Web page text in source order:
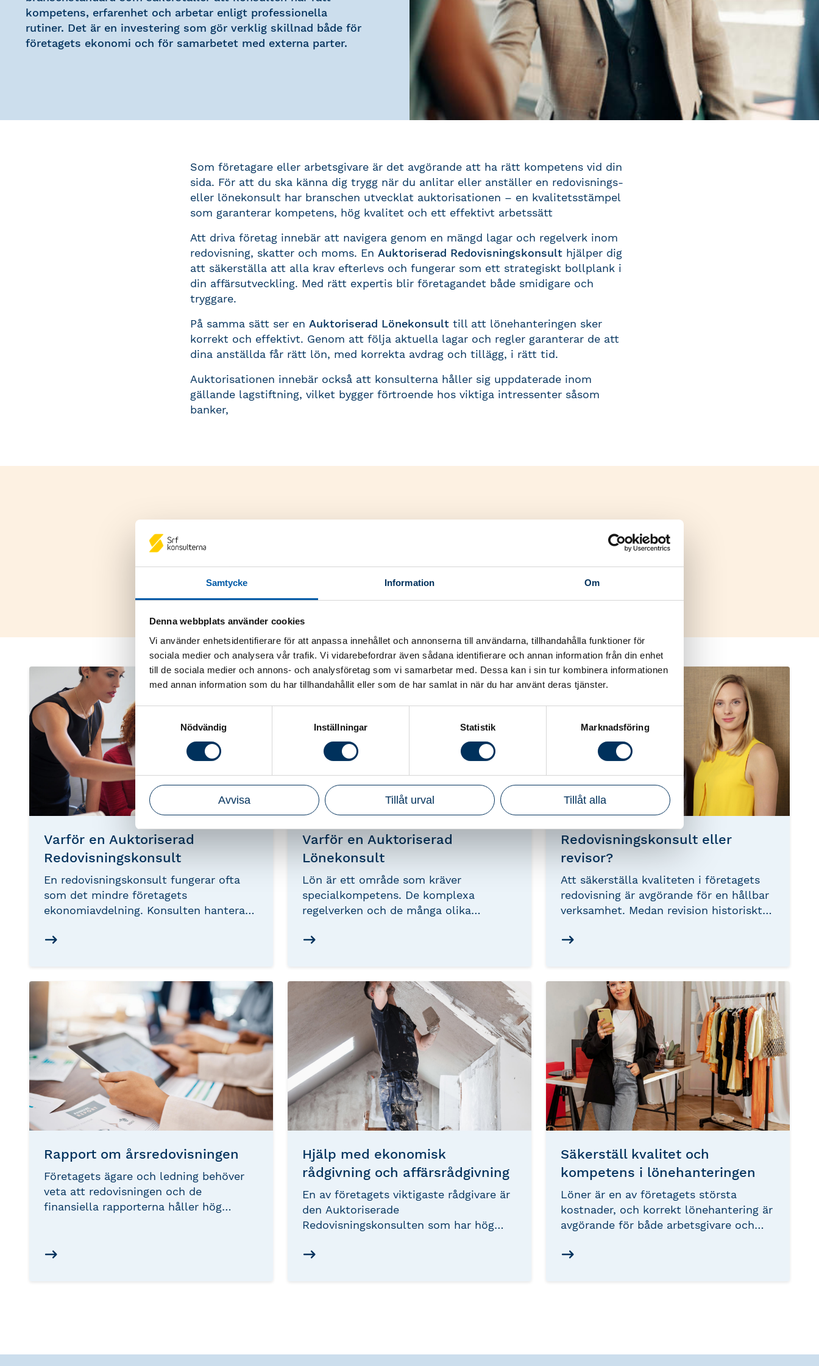
Samtycke Information Om
Denna webbplats använder cookies
Vi använder enhetsidentifierare för att anpassa innehållet och annonserna till användarna, tillhandahålla funktioner för
sociala medier och analysera vår trafik. Vi vidarebefordrar även sådana identifierare och annan information från din enhet
till de sociala medier och annons- och analysföretag som vi samarbetar med. Dessa kan i sin tur kombinera informationen
med annan information som du har tillhandahållit eller som de har samlat in när du har använt deras tjänster.
Samtyckesval
Nödvändig
Inställningar Statistik Marknadsföring
Avvisa Tillåt urval Tillåt alla
kompetens, erfarenhet och arbetar enligt professionella
rutiner. Det är en investering som gör verklig skillnad både för
företagets ekonomi och för samarbetet med externa parter.
Som företagare eller arbetsgivare är det avgörande att ha rätt kompetens vid din
sida. För att du ska känna dig trygg när du anlitar eller anställer en redovisnings-
eller lönekonsult har branschen utvecklat auktorisationen – en kvalitetsstämpel
som garanterar kompetens, hög kvalitet och ett effektivt arbetssätt
Att driva företag innebär att navigera genom en mängd lagar och regelverk inom
redovisning, skatter och moms. En Auktoriserad Redovisningskonsult hjälper dig
att säkerställa att alla krav efterlevs och fungerar som ett strategiskt bollplank i
din affärsutveckling. Med rätt expertis blir företagandet både smidigare och
tryggare.
På samma sätt ser en Auktoriserad Lönekonsult till att lönehanteringen sker
korrekt och effektivt. Genom att följa aktuella lagar och regler garanterar de att
dina anställda får rätt lön, med korrekta avdrag och tillägg, i rätt tid.
Auktorisationen innebär också att konsulterna håller sig uppdaterade inom
gällande lagstiftning, vilket bygger förtroende hos viktiga intressenter såsom
banker,
Auktoriserad Lönekonsult
Varför en Auktoriserad
Redovisningskonsult
En redovisningskonsult fungerar ofta
som det mindre företagets
ekonomiavdelning. Konsulten hanterar
redovisning till deklarationer,
redovisningskonsulten ett viktigt stöd i
vardagen, och relationen blir ofta
långvarig.
Varför en Auktoriserad
Lönekonsult
Lön är ett område som kräver
specialkompetens. De komplexa
regelverken och de många olika
måste skötas korrekt – varje gång. Som
rätt mottagare. Beräkningar av
semesterlön, sjuklöneavdrag, vård av
barn, bilförmåner och mycket annat
måste bli rätt direkt, eftersom det tar
tid och pengar att rätta i efterhand.
Redovisningskonsult eller
revisor?
Att säkerställa kvaliteten i företagets
redovisning är avgörande för en hållbar
verksamhet. Medan revision historiskt
granskning, kan en auktoriserad
Vilket alternativ är bäst för ditt
företag?
Rapport om årsredovisningen
Företagets ägare och ledning behöver
veta att redovisningen och de
finansiella rapporterna håller hög
skapa förtroende för företagets
Hjälp med ekonomisk
rådgivning och affärsrådgivning
En av företagets viktigaste rådgivare är
den Auktoriserade
Redovisningskonsulten som har hög
juridik samt har löpande god insyn i
Säkerställ kvalitet och
kompetens i lönehanteringen
Löner är en av företagets största
kostnader, och korrekt lönehantering är
avgörande för både arbetsgivare och
löneprocessen följer aktuella lagar och